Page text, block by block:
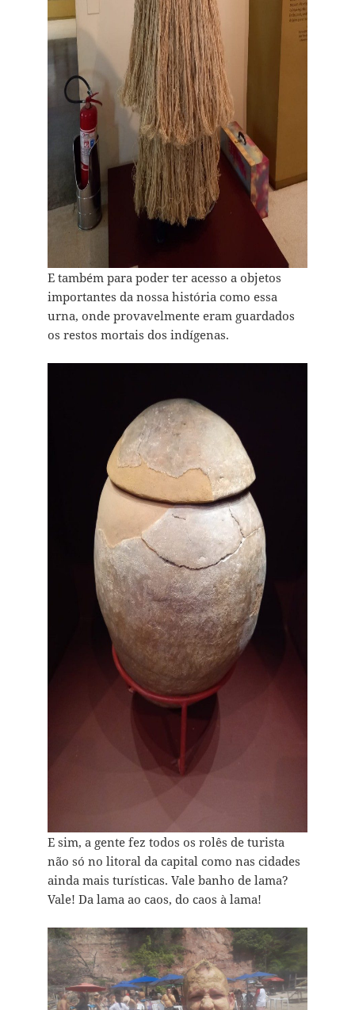
E também para poder ter acesso a objetos
importantes da nossa história como essa
urna, onde provavelmente eram guardados
os restos mortais dos indígenas.
E sim, a gente fez todos os rolês de turista
não só no litoral da capital como nas cidades
ainda mais turísticas. Vale banho de lama?
Vale! Da lama ao caos, do caos à lama!